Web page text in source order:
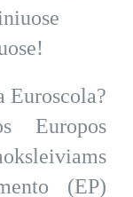
Euroscola?
Europos
(EP)